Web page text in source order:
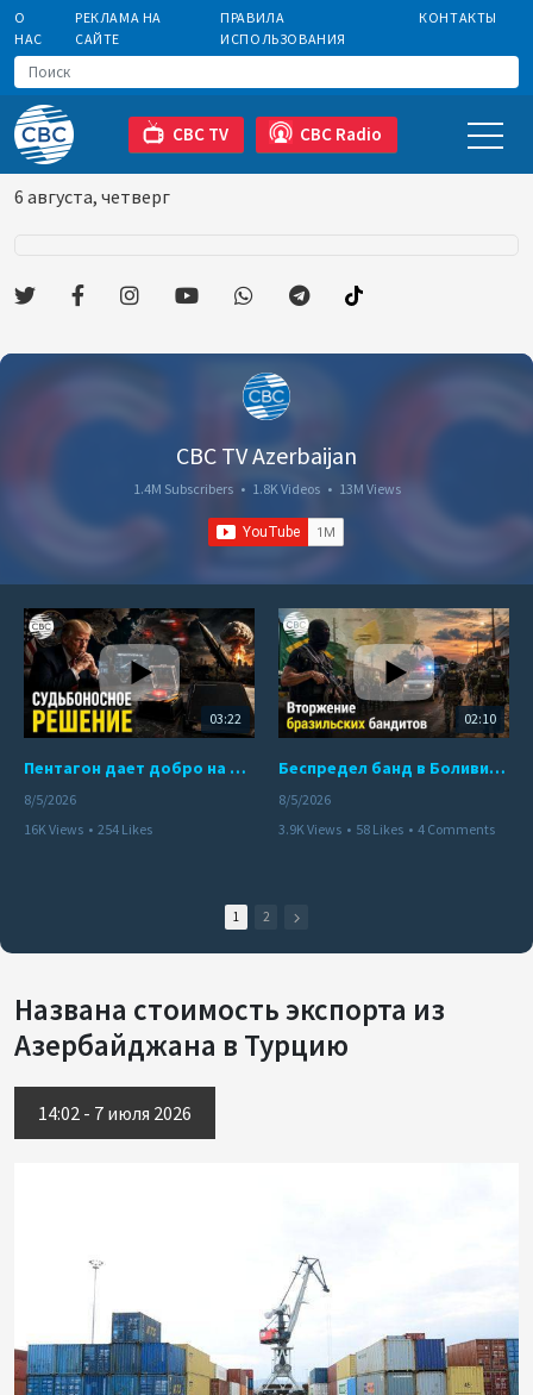
О
НАС
РЕКЛАМА НА
САЙТЕ
ПРАВИЛА
ИСПОЛЬЗОВАНИЯ
КОНТАКТЫ
CBC TV CBC Radio
6 августа, четверг
CBC TV Azerbaijan
1.4M Subscribers • 1.8K Videos • 13M Views
03:22
Пентагон дает добро на ядерный удар по противникам США
8/5/2026
16K Views • 254 Likes
02:10
Беспредел банд в Боливии. Расправы над наркоторговцами
8/5/2026
3.9K Views • 58 Likes • 4 Comments
1 2
Названа стоимость экспорта из
Азербайджана в Турцию
14:02 - 7 июля 2026